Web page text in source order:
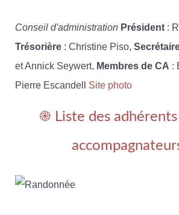
Conseil d'administration Président :
Trésorière : Christine Piso,
et Annick Seywert, Membres de CA :
Pierre Escandell Site photo
֎ Liste des